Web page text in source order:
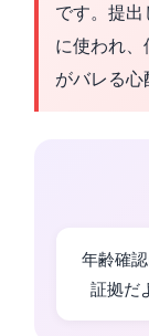
です。提
に使われ
がバレる心
年齢確
証拠だ